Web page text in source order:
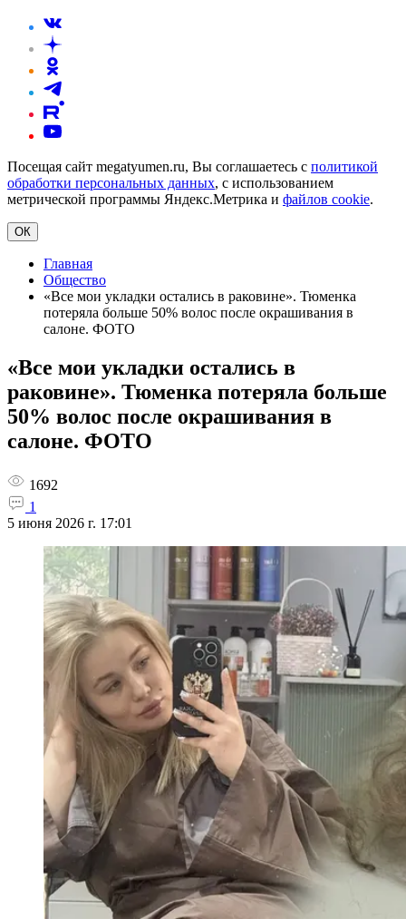
Посещая сайт megatyumen.ru, Вы соглашаетесь с политикой
обработки персональных данных, с использованием
метрической программы Яндекс.Метрика и файлов cookie.
ОК
Главная
Общество
«Все мои укладки остались в раковине». Тюменка
потеряла больше 50% волос после окрашивания в
салоне. ФОТО
«Все мои укладки остались в
раковине». Тюменка потеряла больше
50% волос после окрашивания в
салоне. ФОТО
1692
1
5 июня 2026 г. 17:01